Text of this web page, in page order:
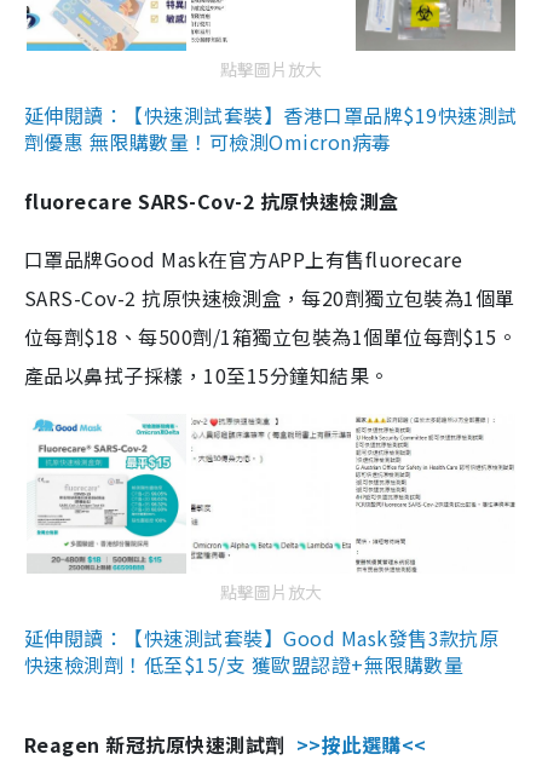
點擊圖片放大
延伸閱讀：【快速測試套裝】香港口罩品牌$19快速測試
劑優惠 無限購數量！可檢測Omicron病毒
fluorecare SARS-Cov-2 抗原快速檢測盒
口罩品牌Good Mask在官方APP上有售fluorecare
SARS-Cov-2 抗原快速檢測盒，每20劑獨立包裝為1個單
位每劑$18、每500劑/1箱獨立包裝為1個單位每劑$15。
產品以鼻拭子採樣，10至15分鐘知結果。
點擊圖片放大
延伸閱讀：【快速測試套裝】Good Mask發售3款抗原
快速檢測劑！低至$15/支 獲歐盟認證+無限購數量
Reagen 新冠抗原快速測試劑 >>按此選購<<